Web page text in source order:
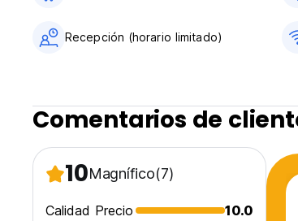
Recepción (horario limitado)
Comentarios de
10Magnífico(7)
Calidad Precio
10.0